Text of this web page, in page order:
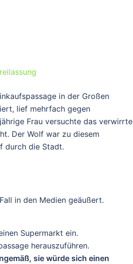
in der Großen
, lief mehrfach gegen
Frau versuchte das verwirrte
Der Wolf war zu diesem
durch die Stadt.
in den Medien geäußert.
Supermarkt ein.
herauszuführen.
sie würde sich einen